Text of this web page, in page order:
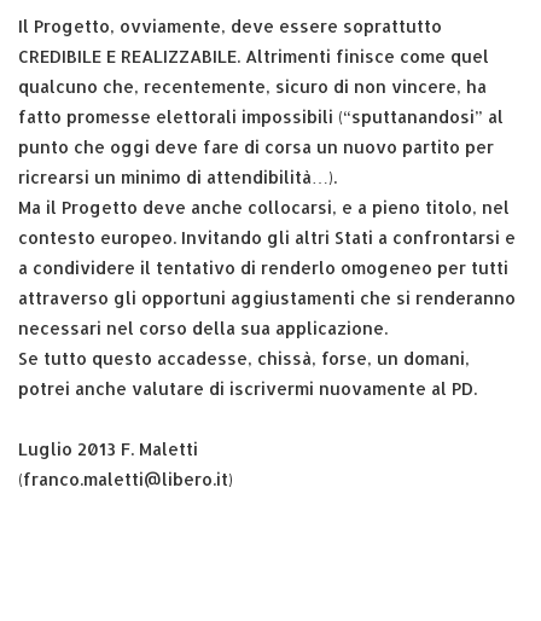
Il Progetto, ovviamente, deve essere soprattutto
CREDIBILE E REALIZZABILE. Altrimenti finisce come quel
qualcuno che, recentemente, sicuro di non vincere, ha
fatto promesse elettorali impossibili (“sputtanandosi” al
punto che oggi deve fare di corsa un nuovo partito per
ricrearsi un minimo di attendibilità…).
Ma il Progetto deve anche collocarsi, e a pieno titolo, nel
contesto europeo. Invitando gli altri Stati a confrontarsi e
a condividere il tentativo di renderlo omogeneo per tutti
attraverso gli opportuni aggiustamenti che si renderanno
necessari nel corso della sua applicazione.
Se tutto questo accadesse, chissà, forse, un domani,
potrei anche valutare di iscrivermi nuovamente al PD.
Luglio 2013 F. Maletti
(franco.maletti@libero.it)